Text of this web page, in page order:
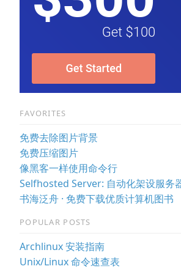
FAVORITES
免费去除图片背景
免费压缩图片
像黑客一样使用命令行
Selfhosted Server: 自动化架设服务
书海泛舟 · 免费下载优质计算机图书
POPULAR POSTS
Archlinux 安装指南
Unix/Linux 命令速查表